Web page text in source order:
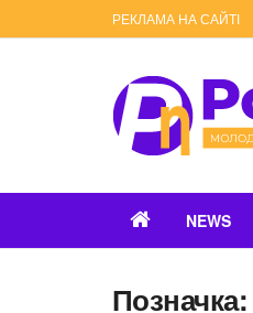
РЕКЛАМА НА САЙТІ
NEWS
Позначка: